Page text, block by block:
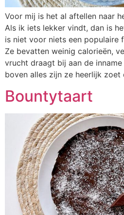
Voor mij is het al aftellen naar
Als ik iets lekker vindt, dan is
is niet voor niets een populaire
Ze bevatten weinig calorieën,
vrucht draagt bij aan de
boven alles zijn ze heerlijk zoet
Bountytaart